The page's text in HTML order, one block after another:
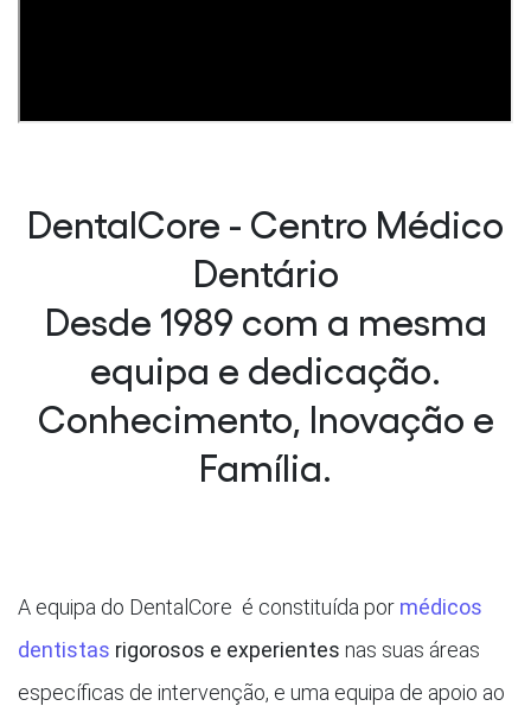
DentalCore - Centro Médico
Dentário
Desde 1989 com a mesma
equipa e dedicação.
Conhecimento, Inovação e
Família.
A equipa do DentalCore é constituída por médicos
dentistas rigorosos e experientes nas suas áreas
específicas de intervenção, e uma equipa de apoio ao